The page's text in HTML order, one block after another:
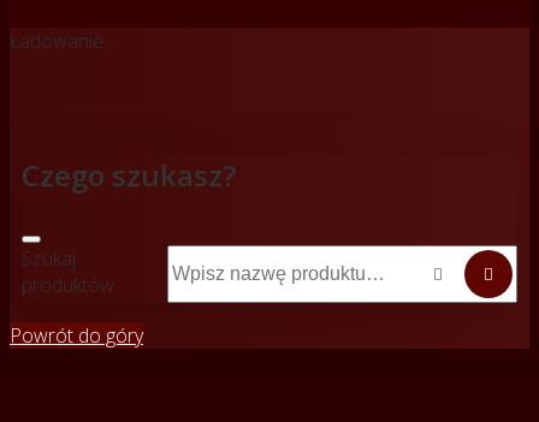
Ładowanie...
Czego szukasz?
Szukaj
produktów
 
Powrót do góry